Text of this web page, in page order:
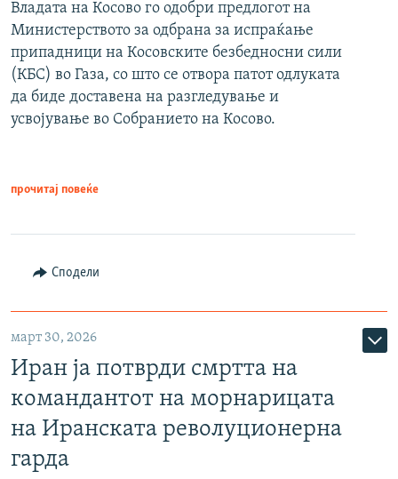
Владата на Косово го одобри предлогот на
Министерството за одбрана за испраќање
припадници на Косовските безбедносни сили
(КБС) во Газа, со што се отвора патот одлуката
да биде доставена на разгледување и
усвојување во Собранието на Косово.
прочитај повеќе
Сподели
март 30, 2026
Иран ја потврди смртта на
командантот на морнарицата
на Иранската револуционерна
гарда